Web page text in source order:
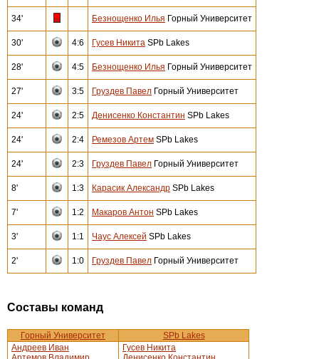
34' Безнощенко Илья Горный Университет
30' 4:6 Гусев Никита SPb Lakes
28' 4:5 Безнощенко Илья Горный Университет
27' 3:5 Груздев Павел Горный Университет
24' 2:5 Денисенко Константин SPb Lakes
24' 2:4 Ремезов Артем SPb Lakes
24' 2:3 Груздев Павел Горный Университет
8' 1:3 Карасик Александр SPb Lakes
7' 1:2 Макаров Антон SPb Lakes
3' 1:1 Чаус Алексей SPb Lakes
2' 1:0 Груздев Павел Горный Университет
Составы команд
Горный Университет
SPb Lakes
Андреев Иван
Гусев Никита